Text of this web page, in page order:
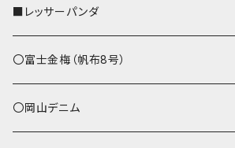
ストラップ付
L字ファスナー財布
その他
■レッサーパンダ
〇富士金梅（帆布8号）
〇岡山デニム